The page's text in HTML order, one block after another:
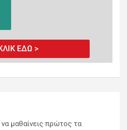
ΕΔΩ >
μαθαίνεις πρώτος τα